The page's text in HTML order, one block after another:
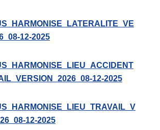
12-2025
12-2025
12-2025